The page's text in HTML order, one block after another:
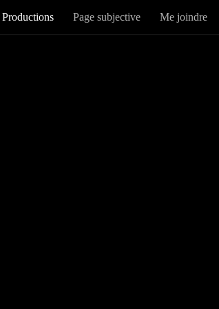
Productions Page subjective Me joindre